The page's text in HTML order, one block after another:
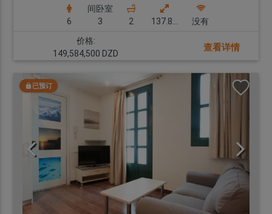
6
间卧室
3
2 137.80 m2 没有
价格:
149,584,500 DZD
查看详情
已预订